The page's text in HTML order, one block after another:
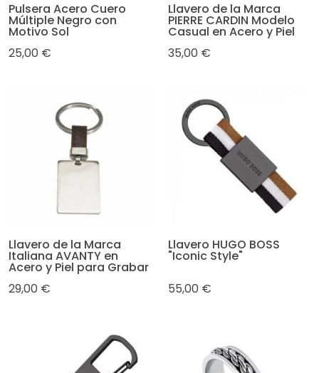
Pulsera Acero Cuero
Múltiple Negro con
Motivo Sol
25,00 €
Llavero de la Marca
PIERRE CARDIN Modelo
Casual en Acero y Piel
35,00 €
Llavero de la Marca
Italiana AVANTY en
Acero y Piel para Grabar
29,00 €
Llavero HUGO BOSS
"Iconic Style"
55,00 €